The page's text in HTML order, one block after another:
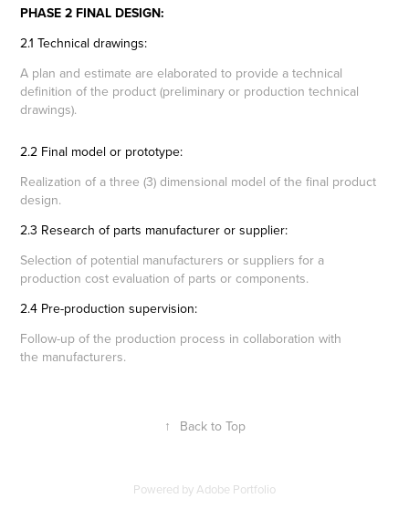
PHASE 2 FINAL DESIGN:
2.1 Technical drawings:
A plan and estimate are elaborated to provide a technical
definition of the product (preliminary or production technical
drawings).
2.2 Final model or prototype:
Realization of a three (3) dimensional model of the final product
design.
2.3 Research of parts manufacturer or supplier:
Selection of potential manufacturers or suppliers for a
production cost evaluation of parts or components.
2.4 Pre-production supervision:
Follow-up of the production process in collaboration with
the manufacturers.
↑ Back to Top
Powered byAdobe Portfolio